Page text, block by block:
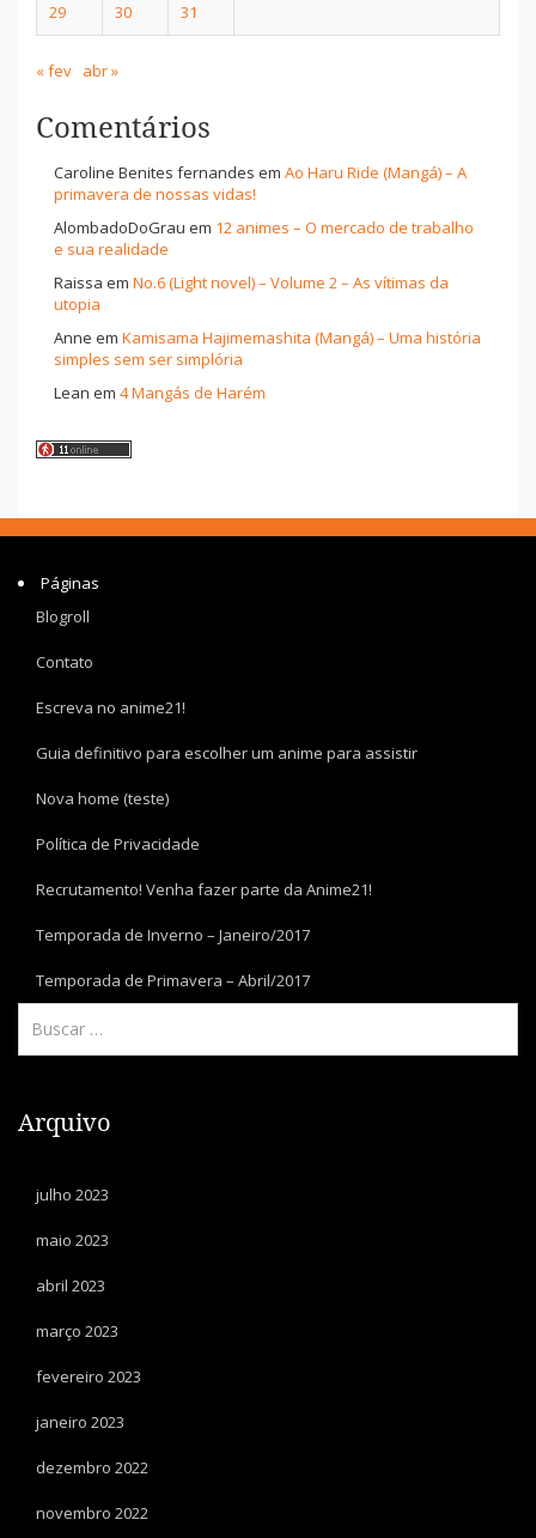
29 30 31
« fev abr »
Comentários
Caroline Benites fernandes em Ao Haru Ride (Mangá) – A
primavera de nossas vidas!
AlombadoDoGrau em 12 animes – O mercado de trabalho
e sua realidade
Raissa em No.6 (Light novel) – Volume 2 – As vítimas da
utopia
Anne em Kamisama Hajimemashita (Mangá) – Uma história
simples sem ser simplória
Lean em 4 Mangás de Harém
Páginas
Blogroll
Contato
Escreva no anime21!
Guia definitivo para escolher um anime para assistir
Nova home (teste)
Política de Privacidade
Recrutamento! Venha fazer parte da Anime21!
Temporada de Inverno – Janeiro/2017
Temporada de Primavera – Abril/2017
Arquivo
julho 2023
maio 2023
abril 2023
março 2023
fevereiro 2023
janeiro 2023
dezembro 2022
novembro 2022